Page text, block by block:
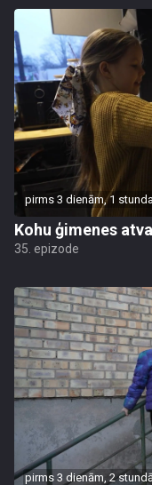
pirms 3 dienām, 1
Kohu ģimenes
35. epizode
pirms 3 dienām, 2